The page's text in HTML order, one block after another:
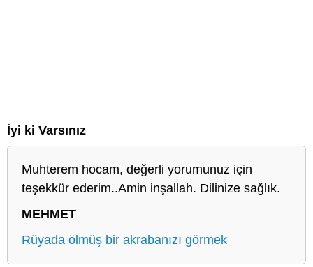
İyi ki Varsınız
Muhterem hocam, değerli yorumunuz için
teşekkür ederim..Amin inşallah. Dilinize sağlık.
MEHMET
Rüyada ölmüş bir akrabanızı görmek